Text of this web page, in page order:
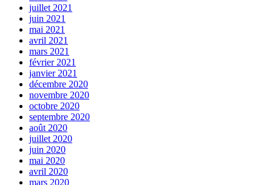
juillet 2021
juin 2021
mai 2021
avril 2021
mars 2021
février 2021
janvier 2021
décembre 2020
novembre 2020
octobre 2020
septembre 2020
août 2020
juillet 2020
juin 2020
mai 2020
avril 2020
mars 2020